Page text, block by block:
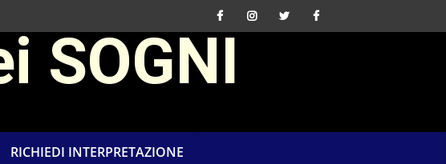
SOGNI
RICHIEDI INTERPRETAZIONE